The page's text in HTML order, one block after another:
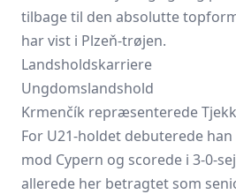
tilbage til den absolutte
har vist i Plzeň-trøjen.
Landsholdskarriere
Ungdomslandshold
Krmenčík repræsenterede
For U21-holdet debuterede
mod Cypern og scorede i 3-0-
allerede her betragtet som